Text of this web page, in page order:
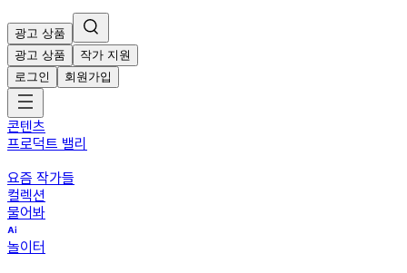
광고 상품
광고 상품
작가 지원
로그인
회원가입
콘텐츠
프로덕트 밸리
요즘 작가들
컬렉션
물어봐
놀이터